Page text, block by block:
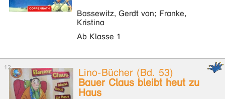
Bassewitz, Gerdt von; Franke,
Kristina
Ab Klasse 1
Lino-Bücher (Bd. 53)
Bauer Claus bleibt heut zu
Haus